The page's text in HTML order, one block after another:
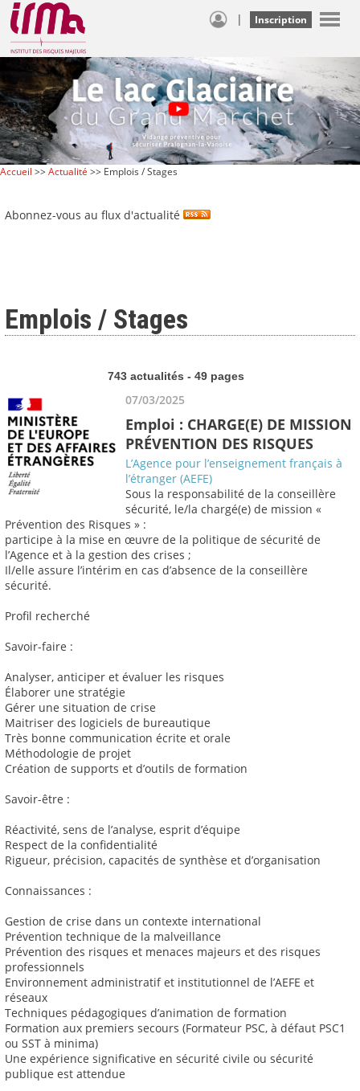
| Inscription
Accueil >>Actualité >> Emplois / Stages
Abonnez-vous au flux d'actualité
Emplois / Stages
743 actualités - 49 pages
07/03/2025
Emploi : CHARGE(E) DE MISSION
PRÉVENTION DES RISQUES
L’Agence pour l’enseignement français à
l’étranger (AEFE)
Sous la responsabilité de la conseillère
sécurité, le/la chargé(e) de mission «
Prévention des Risques » :
participe à la mise en œuvre de la politique de sécurité de
l’Agence et à la gestion des crises ;
Il/elle assure l’intérim en cas d’absence de la conseillère
sécurité.
Profil recherché
Savoir-faire :
Analyser, anticiper et évaluer les risques
Élaborer une stratégie
Gérer une situation de crise
Maitriser des logiciels de bureautique
Très bonne communication écrite et orale
Méthodologie de projet
Création de supports et d’outils de formation
Savoir-être :
Réactivité, sens de l’analyse, esprit d’équipe
Respect de la confidentialité
Rigueur, précision, capacités de synthèse et d’organisation
Connaissances :
Gestion de crise dans un contexte international
Prévention technique de la malveillance
Prévention des risques et menaces majeurs et des risques
professionnels
Environnement administratif et institutionnel de l’AEFE et
réseaux
Techniques pédagogiques d’animation de formation
Formation aux premiers secours (Formateur PSC, à défaut PSC1
ou SST à minima)
Une expérience significative en sécurité civile ou sécurité
publique est attendue